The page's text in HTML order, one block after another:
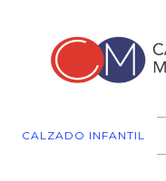
CALZADO INFANTIL